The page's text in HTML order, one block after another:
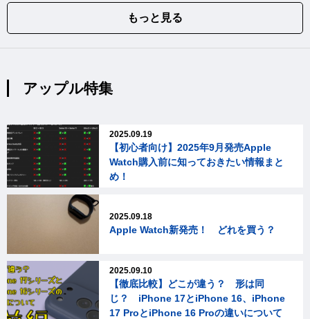
もっと見る
アップル特集
2025.09.19
【初心者向け】2025年9月発売Apple
Watch購入前に知っておきたい情報まと
め！
2025.09.18
Apple Watch新発売！ どれを買う？
2025.09.10
【徹底比較】どこが違う？ 形は同
じ？ iPhone 17とiPhone 16、iPhone
17 ProとiPhone 16 Proの違いについて